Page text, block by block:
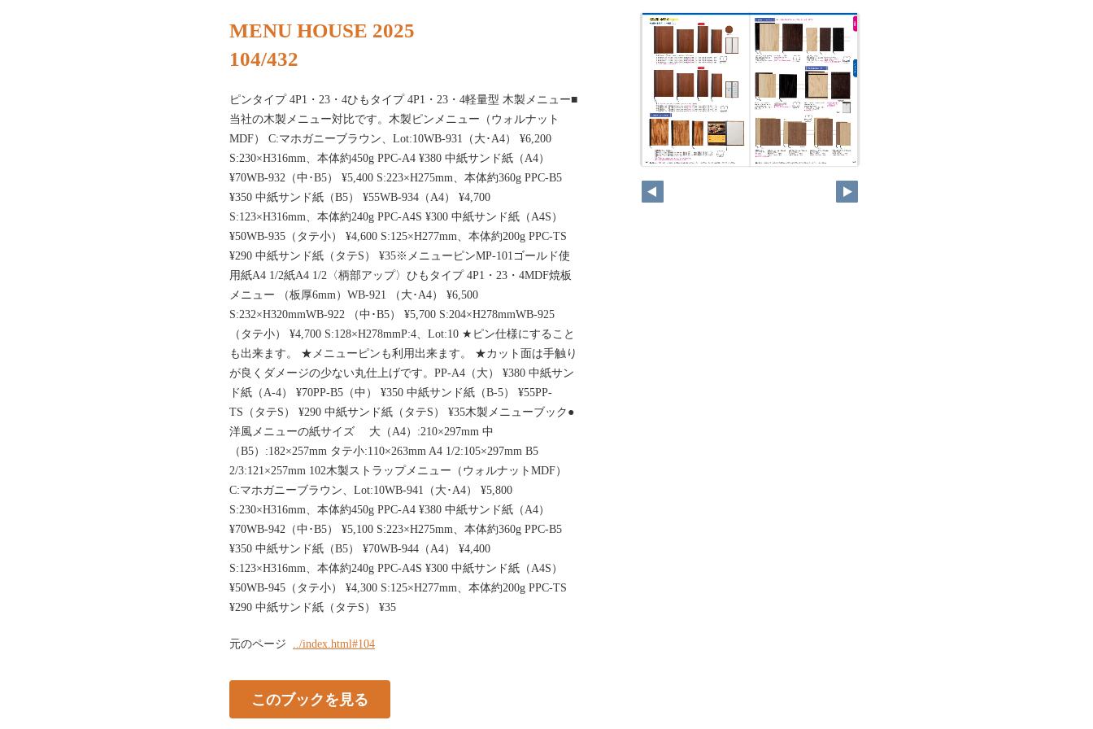
MENU HOUSE 2025
104/432
ピンタイプ 4P1・23・4ひもタイプ 4P1・23・4軽量型 木製メニュー■
当社の木製メニュー対比です。木製ピンメニュー（ウォルナット
MDF） C:マホガニーブラウン、Lot:10WB-931（大･A4） ¥6,200
S:230×H316mm、本体約450g PPC-A4 ¥380 中紙サンド紙（A4）
¥70WB-932（中･B5） ¥5,400 S:223×H275mm、本体約360g PPC-B5
¥350 中紙サンド紙（B5） ¥55WB-934（A4） ¥4,700
S:123×H316mm、本体約240g PPC-A4S ¥300 中紙サンド紙（A4S）
¥50WB-935（タテ小） ¥4,600 S:125×H277mm、本体約200g PPC-TS
¥290 中紙サンド紙（タテS） ¥35※メニューピンMP-101ゴールド使
用紙A4 1/2紙A4 1/2〈柄部アップ〉ひもタイプ 4P1・23・4MDF焼板
メニュー （板厚6mm）WB-921 （大･A4） ¥6,500
S:232×H320mmWB-922 （中･B5） ¥5,700 S:204×H278mmWB-925
（タテ小） ¥4,700 S:128×H278mmP:4、Lot:10 ★ピン仕様にすること
も出来ます。 ★メニューピンも利用出来ます。 ★カット面は手触り
が良くダメージの少ない丸仕上げです。PP-A4（大） ¥380 中紙サン
ド紙（A-4） ¥70PP-B5（中） ¥350 中紙サンド紙（B-5） ¥55PP-
TS（タテS） ¥290 中紙サンド紙（タテS） ¥35木製メニューブック●
洋風メニューの紙サイズ 大（A4）:210×297mm 中
（B5）:182×257mm タテ小:110×263mm A4 1/2:105×297mm B5
2/3:121×257mm 102木製ストラップメニュー（ウォルナットMDF）
C:マホガニーブラウン、Lot:10WB-941（大･A4） ¥5,800
S:230×H316mm、本体約450g PPC-A4 ¥380 中紙サンド紙（A4）
¥70WB-942（中･B5） ¥5,100 S:223×H275mm、本体約360g PPC-B5
¥350 中紙サンド紙（B5） ¥70WB-944（A4） ¥4,400
S:123×H316mm、本体約240g PPC-A4S ¥300 中紙サンド紙（A4S）
¥50WB-945（タテ小） ¥4,300 S:125×H277mm、本体約200g PPC-TS
¥290 中紙サンド紙（タテS） ¥35
元のページ ../index.html#104
このブックを見る